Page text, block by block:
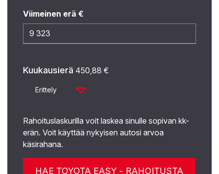
Viimeinen erä €
Kuukausierä 450,88 €
Erittely
Rahoituslaskurilla voit laskea sinulle sopivan kk-
erän. Voit käyttää nykyisen autosi arvoa
käsirahana.